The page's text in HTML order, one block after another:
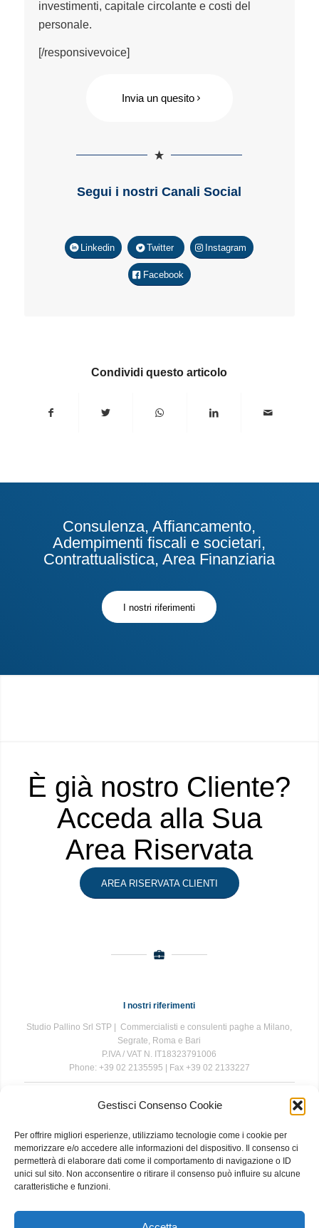
Gestisci Consenso Cookie
Per offrire migliori esperienze, utilizziamo tecnologie come i cookie per
memorizzare e/o accedere alle informazioni del dispositivo. Il consenso ci
permetterà di elaborare dati come il comportamento di navigazione o ID
unici sul sito. Non acconsentire o ritirare il consenso può influire su alcune
caratteristiche e funzioni.
investimenti, capitale circolante e costi del
personale.
[/responsivevoice]
Invia un quesito
Segui i nostri Canali Social
Linkedin Twitter Instagram
Facebook
Condividi questo articolo
Consulenza, Affiancamento,
Adempimenti fiscali e societari,
Contrattualistica, Area Finanziaria
I nostri riferimenti
È già nostro Cliente?
Acceda alla Sua
Area Riservata
AREA RISERVATA CLIENTI
I nostri riferimenti
Studio Pallino Srl STP | Commercialisti e consulenti paghe a Milano,
Segrate, Roma e Bari
P.IVA / VAT N. IT18323791006
Phone: +39 02 2135595 | Fax +39 02 2133227
The information contained in this website is for general information
while we endeavour to keep the information up to date and correct, we
make no representations or warranties of any kind, express or implied,
about the completeness, accuracy, reliability, suitability or availability
with respect to the website or the information, products, services, or
related graphics contained on the website for any purpose. Any